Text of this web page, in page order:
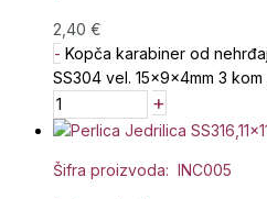
2,40 €
- Kopča karabiner od
SS304 vel. 15x9x4mm 3 kom
+
Šifra proizvoda: INC005